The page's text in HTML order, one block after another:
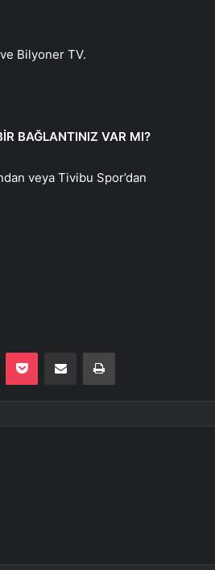
ve Bilyoner TV.
BAĞLANTINIZ VAR MI?
veya Tivibu Spor’dan
Pocket E-Posta ile paylaş Yazdır